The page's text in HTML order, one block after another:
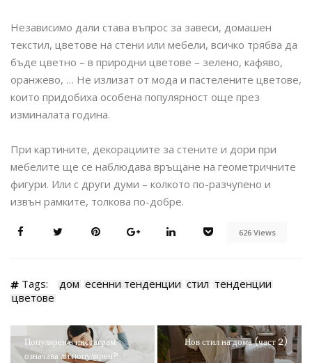
Независимо дали става въпрос за завеси, домашен
текстил, цветове на стени или мебели, всичко трябва да
бъде цветно – в природни цветове – зелено, кафяво,
оранжево, … Не излизат от мода и пастелените цветове,
които придобиха особена популярност още през
изминалата година.
При картините, декорациите за стените и дори при
мебелите ще се наблюдава връщане на геометричните
фигури. Или с други думи – колкото по-разчупено и
извън рамките, толкова по-добре.
626 Views
Tags: дом есенни тенденции стил тенденции
цветове
Популярен в инстаграм
означава ли популярен?
Нов стил на дома (част 2)